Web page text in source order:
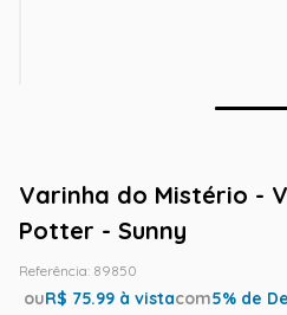
Varinha do Mistério -
Potter - Sunny
Referência: 89850
ouR$ 75.99 à vistacom5% de